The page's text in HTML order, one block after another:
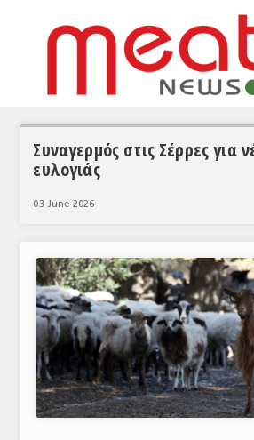
ΣΥΝΕΝΤΕΥΞΕΙΣ
ΘΕΜΑΤΑ
ΚΟΣΜΟΣ
ΕΙΔΗΣΕΙΣ
ΕΥΡΩΠΑΪΚΕΣ ΑΠΟΦΑΣΕΙΣ
ΘΕΜΑΤΑ
Συναγερμός στις Σέρρες για
ευλογιάς
03 June 2026